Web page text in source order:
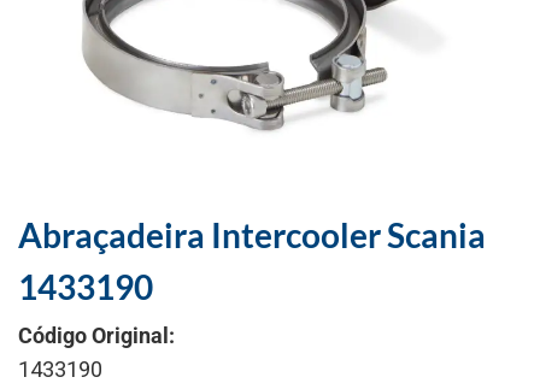
Abraçadeira Intercooler Scania
1433190
Código Original:
1433190